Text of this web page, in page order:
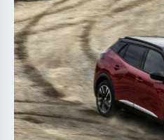
Peugeot
2008
GT
1.2
PureTech
155:
Regele
leu